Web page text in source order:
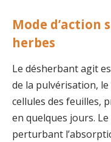
Mode d’action
herbes
Le désherbant agit
de la pulvérisation,
cellules des feuilles,
en quelques jours.
perturbant